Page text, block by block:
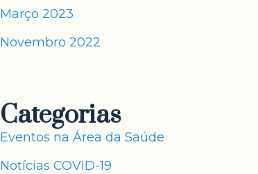
Março 2023
Novembro 2022
Categorias
Eventos na Área da Saúde
Notícias COVID-19